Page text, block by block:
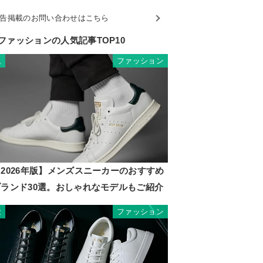
掲載のお問い合わせはこちら
ァッションの人気記事TOP10
ファッション
年版】メンズスニーカーのおすすめ
ンド30選。おしゃれなモデルもご紹介
ファッション